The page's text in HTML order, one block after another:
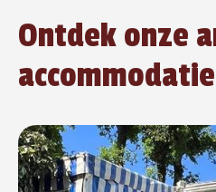
Ontdek onze